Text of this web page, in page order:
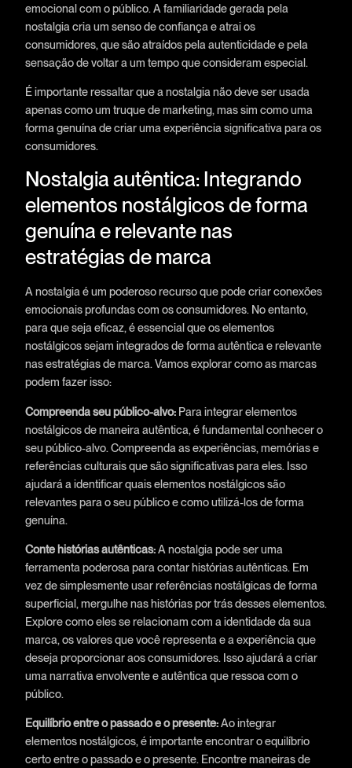
emocional com o público. A familiaridade gerada pela
nostalgia cria um senso de confiança e atrai os
consumidores, que são atraídos pela autenticidade e pela
sensação de voltar a um tempo que consideram especial.
É importante ressaltar que a nostalgia não deve ser usada
apenas como um truque de marketing, mas sim como uma
forma genuína de criar uma experiência significativa para os
consumidores.
Nostalgia autêntica: Integrando
elementos nostálgicos de forma
genuína e relevante nas
estratégias de marca
A nostalgia é um poderoso recurso que pode criar conexões
emocionais profundas com os consumidores. No entanto,
para que seja eficaz, é essencial que os elementos
nostálgicos sejam integrados de forma autêntica e relevante
nas estratégias de marca. Vamos explorar como as marcas
podem fazer isso:
Compreenda seu público-alvo: Para integrar elementos
nostálgicos de maneira autêntica, é fundamental conhecer o
seu público-alvo. Compreenda as experiências, memórias e
referências culturais que são significativas para eles. Isso
ajudará a identificar quais elementos nostálgicos são
relevantes para o seu público e como utilizá-los de forma
genuína.
Conte histórias autênticas:A nostalgia pode ser uma
ferramenta poderosa para contar histórias autênticas. Em
vez de simplesmente usar referências nostálgicas de forma
superficial, mergulhe nas histórias por trás desses elementos.
Explore como eles se relacionam com a identidade da sua
marca, os valores que você representa e a experiência que
deseja proporcionar aos consumidores. Isso ajudará a criar
uma narrativa envolvente e autêntica que ressoa com o
público.
Equilíbrio entre o passado e o presente:Ao integrar
elementos nostálgicos, é importante encontrar o equilíbrio
certo entre o passado e o presente. Encontre maneiras de